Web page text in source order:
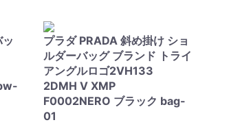
プラダ PRADA 斜め掛け ショ
ルダーバッグ ブランド トライ
アングルロゴ2VH133
2DMH V XMP
F0002NERO ブラック bag-
01